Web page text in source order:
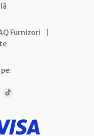
Furnizori